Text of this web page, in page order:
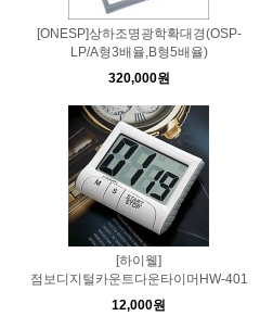
[ONESP]상하조명광학확대경(OSP-
LP/A형3배율,B형5배율)
320,000원
[하이웰]
점보디지털카운트다운타이머HW-401
12,000원